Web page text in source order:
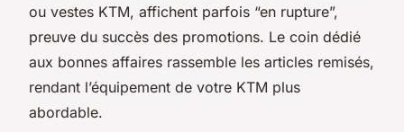
ou vestes KTM, affichent parfois “en rupture”,
preuve du succès des promotions. Le coin dédié
aux bonnes affaires rassemble les articles remisés,
rendant l’équipement de votre KTM plus
abordable.